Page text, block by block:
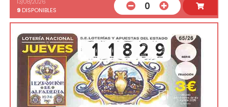
9 DISPONIBLES 0